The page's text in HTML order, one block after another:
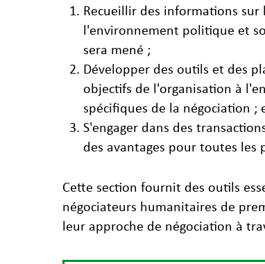
Recueillir des informations
l'environnement politique et
sera mené ;
Développer des outils et des
objectifs de l'organisation à
spécifiques de la négociation ;
S'engager dans des
des avantages pour toutes les
Cette section fournit des outils
négociateurs humanitaires de
leur approche de négociation à